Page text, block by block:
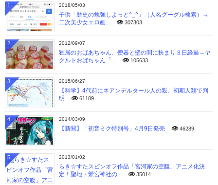
2018/05/03
子供「歴史の勉強しよっと^_^」（人名グーグル検索）→
二次美少女エロ画...
307303
1
2012/09/07
独居のおばあちゃん、便器と壁の間に挟まり３日経過→ヤ
クルトおばちゃん「...
105633
2
2015/06/27
【科学】4代前にネアンデルタール人の親、初期人類で判
明
61189
3
2014/03/09
【新聞】「初音ミク特別号」4月9日発売 46289
4
2013/01/02
らき☆すたスピンオフ作品「宮河家の空腹」アニメ化決
定！聖地・鷲宮神社の...
35014
5